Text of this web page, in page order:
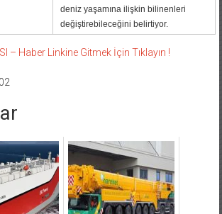
deniz yaşamına ilişkin bilinenleri
değiştirebileceğini belirtiyor.
– Haber Linkine Gitmek İçin Tıklayın !